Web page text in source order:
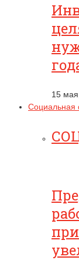
15
Социальная